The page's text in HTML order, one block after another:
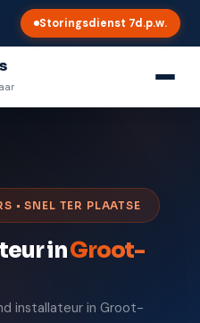
Storingsdienst 7d.p.w.
• SNEL TER PLAATSE
inGroot-
installateur in Groot-